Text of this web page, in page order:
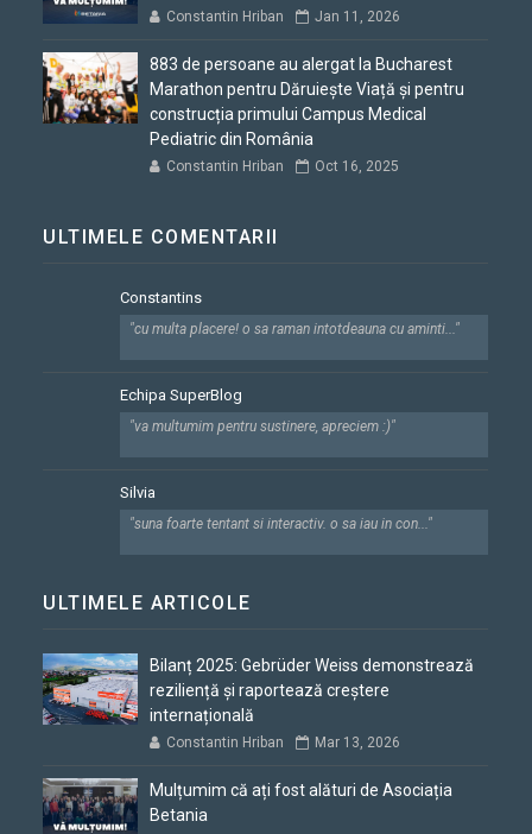
Constantin Hriban Jan 11, 2026
883 de persoane au alergat la Bucharest
Marathon pentru Dăruiește Viață și pentru
construcția primului Campus Medical
Pediatric din România
Constantin Hriban Oct 16, 2025
ULTIMELE COMENTARII
Constantins
"cu multa placere! o sa raman intotdeauna cu aminti..."
Echipa SuperBlog
"va multumim pentru sustinere, apreciem :)"
Silvia
"suna foarte tentant si interactiv. o sa iau in con..."
ULTIMELE ARTICOLE
Bilanț 2025: Gebrüder Weiss demonstrează
reziliență și raportează creștere
internațională
Constantin Hriban Mar 13, 2026
Mulțumim că ați fost alături de Asociația
Betania